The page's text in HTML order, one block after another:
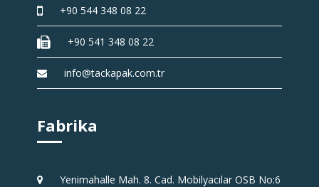
+90 544 348 08 22
+90 541 348 08 22
info@tackapak.com.tr
Fabrika
Yenimahalle Mah. 8. Cad. Mobilyacılar OSB No:6